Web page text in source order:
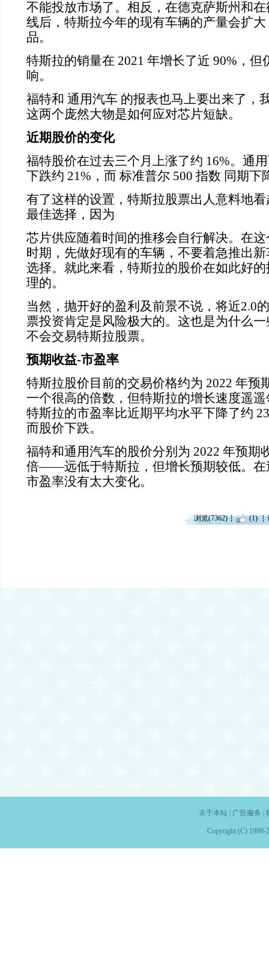
不能投放市场了。相反，在德克萨斯州和
线后，特斯拉今年的现有车辆的产量会扩
品。
特斯拉的销量在 2021 年增长了近 90% ，
响。
福特和 通用汽车 的报表也马上要出来了，
这两个庞然大物是如何应对芯片短缺。
近期股价的变化
福特股价在过去三个月上涨了约 16%。通
下跌约 21% ，而 标准普尔 500 指数 同期下
有了这样的设置，特斯拉股票出人意料地
最佳选择，因为
芯片供应随着时间的推移会自行解决。在
时期，先做好现有的车辆，不要着急推出
选择。就此来看，特斯拉的股价在如此好
理的。
当然，抛开好的盈利及前景不说，将近2.0的
票投资肯定是风险极大的。这也是为什么
不会交易特斯拉股票。
预期收益-市盈率
特斯拉股价目前的交易价格约为 2022 年预
一个很高的倍数，但特斯拉的增长速度遥
特斯拉的市盈率比近期平均水平下降了约
而股价下跌。
福特和通用汽车的股价分别为 2022 年预期
倍——远低于特斯拉，但增长预期较低。在
市盈率没有太大变化。
浏览(7362) (1)
关于本站| 广告服务
Copyright (C) 1998-